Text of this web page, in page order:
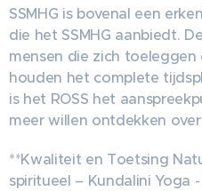
SSMHG is bovenal een
die het SSMHG aanbiedt.
mensen die zich
houden het complete
is het ROSS het
meer willen ontdekken
**Kwaliteit en Toetsing
spiritueel – Kundalini Yoga